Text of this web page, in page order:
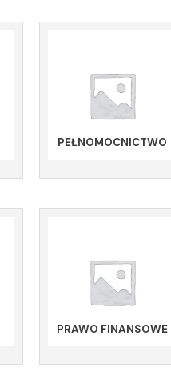
PEŁNOMOCNICTWO
PRAWO FINANSOWE